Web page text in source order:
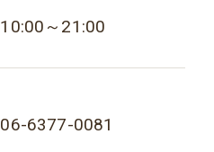
10:00～21:00
06-6377-0081